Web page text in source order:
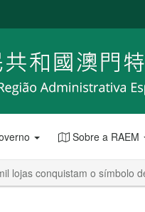
Sobre a RAEM
lojas conquistam o símbolo